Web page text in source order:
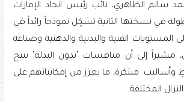
سالم الظاهري، نائب رئيس اتحاد الإمارات
في نسختها الثانية تشكٍل نموذجاً رائداً في
المستويات الفنية والبدنية والذهنية وصناعة
مشيراً إلى أن منافسات "بدون البدلة" تتيح
وأساليب مبتكرة، ما يعزز من إمكانياتهم على
المختلفة.